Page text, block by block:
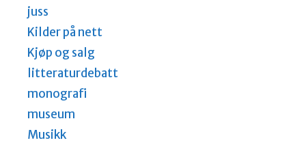
juss
Kilder på nett
Kjøp og salg
litteraturdebatt
monografi
museum
Musikk